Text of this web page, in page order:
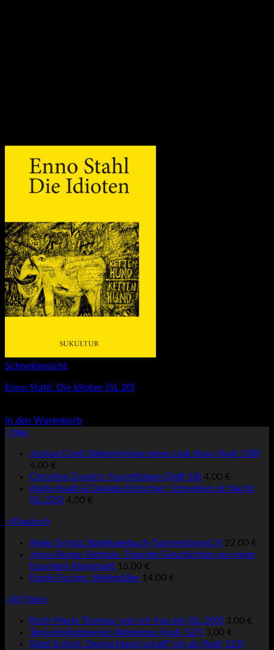
Schnellansicht
Enno Stahl: Die Idioten (SL 20)
In den Warenkorb
› Neu
Joshua Groß: Bekenntnisse eines Link-Boys (AuK 538)
4,00 €
Christine Zureich: fruchtfolgen (DgR 18) 4,00 €
Atefe Asadi & Daniela Dröscher: Schreiben ist Nacht
(SL 225) 4,00 €
› Klassisch
Aleks Scholz: Badetagebuch (Sonnenbrand 3) 22,00 €
Jonas Rump: Nottuln. Traurige Geschichten aus einer
traurigen Kleinstadt 15,00 €
Frank Fischer: Weltmüller 14,00 €
› All*Stars
Ruth-Maria Thomas: wie ich frau bin (SL 203) 3,00 €
Tanja Kollodzieyski: Ableismus (AuK 527) 3,00 €
Sibel Schick: Deutschland schaff' ich ab (AuK 525)